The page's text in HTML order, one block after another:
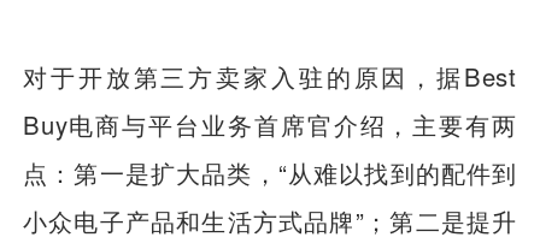
对于开放第三方卖家入驻的原因，据Best
Buy电商与平台业务首席官介绍，主要有两
点：第一是扩大品类，“从难以找到的配件到
小众电子产品和生活方式品牌”；第二是提升